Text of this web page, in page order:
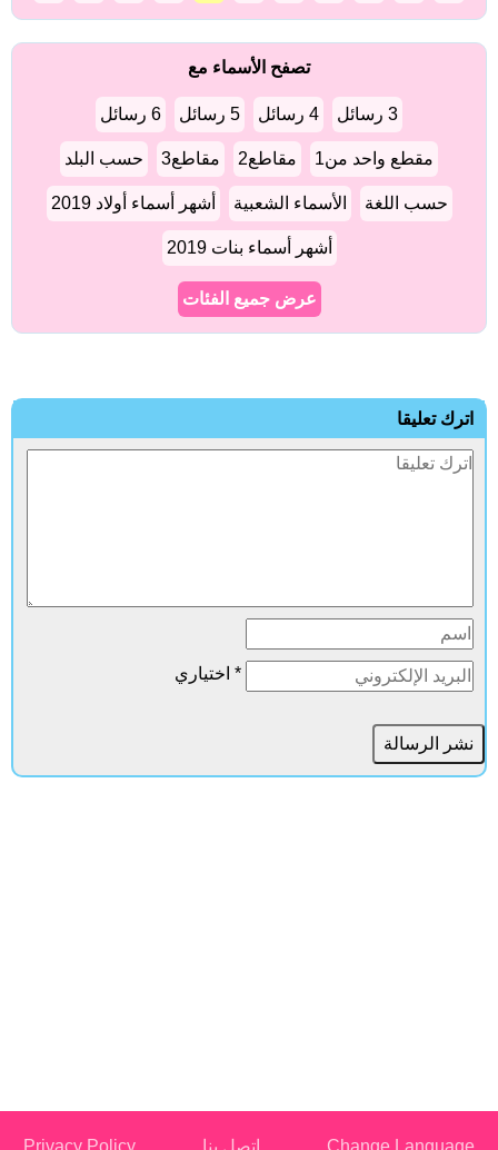
تصفح الأسماء مع
3 رسائل 4 رسائل 5 رسائل 6 رسائل
مقطع واحد من1 مقاطع2 مقاطع3 حسب البلد
حسب اللغة الأسماء الشعبية أشهر أسماء أولاد 2019
أشهر أسماء بنات 2019
عرض جميع الفئات
اترك تعليقا
* اختياري
Change Language اتصل بنا Privacy Policy